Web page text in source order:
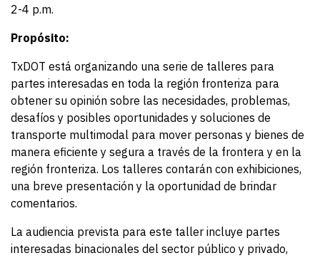
2-4 p.m.
Propósito:
TxDOT está organizando una serie de talleres para
partes interesadas en toda la región fronteriza para
obtener su opinión sobre las necesidades, problemas,
desafíos y posibles oportunidades y soluciones de
transporte multimodal para mover personas y bienes de
manera eficiente y segura a través de la frontera y en la
región fronteriza. Los talleres contarán con exhibiciones,
una breve presentación y la oportunidad de brindar
comentarios.
La audiencia prevista para este taller incluye partes
interesadas binacionales del sector público y privado,